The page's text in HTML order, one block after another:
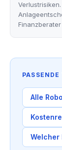
Alle
Welcher